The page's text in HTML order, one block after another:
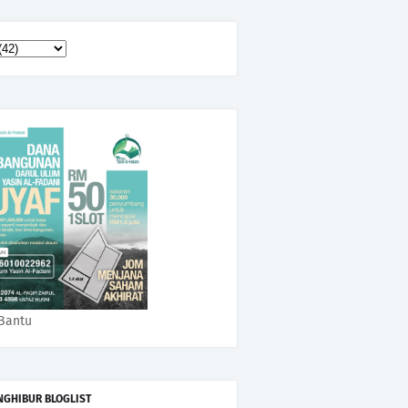
BLOGLIST